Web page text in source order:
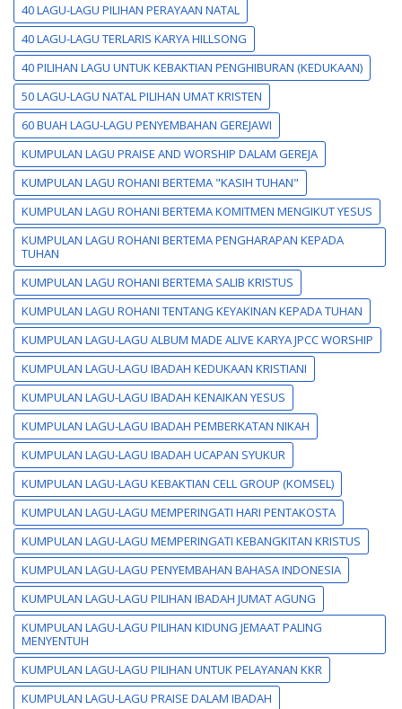
40 LAGU-LAGU PILIHAN PERAYAAN NATAL
40 LAGU-LAGU TERLARIS KARYA HILLSONG
40 PILIHAN LAGU UNTUK KEBAKTIAN PENGHIBURAN (KEDUKAAN)
50 LAGU-LAGU NATAL PILIHAN UMAT KRISTEN
60 BUAH LAGU-LAGU PENYEMBAHAN GEREJAWI
KUMPULAN LAGU PRAISE AND WORSHIP DALAM GEREJA
KUMPULAN LAGU ROHANI BERTEMA "KASIH TUHAN"
KUMPULAN LAGU ROHANI BERTEMA KOMITMEN MENGIKUT YESUS
KUMPULAN LAGU ROHANI BERTEMA PENGHARAPAN KEPADA
TUHAN
KUMPULAN LAGU ROHANI BERTEMA SALIB KRISTUS
KUMPULAN LAGU ROHANI TENTANG KEYAKINAN KEPADA TUHAN
KUMPULAN LAGU-LAGU ALBUM MADE ALIVE KARYA JPCC WORSHIP
KUMPULAN LAGU-LAGU IBADAH KEDUKAAN KRISTIANI
KUMPULAN LAGU-LAGU IBADAH KENAIKAN YESUS
KUMPULAN LAGU-LAGU IBADAH PEMBERKATAN NIKAH
KUMPULAN LAGU-LAGU IBADAH UCAPAN SYUKUR
KUMPULAN LAGU-LAGU KEBAKTIAN CELL GROUP (KOMSEL)
KUMPULAN LAGU-LAGU MEMPERINGATI HARI PENTAKOSTA
KUMPULAN LAGU-LAGU MEMPERINGATI KEBANGKITAN KRISTUS
KUMPULAN LAGU-LAGU PENYEMBAHAN BAHASA INDONESIA
KUMPULAN LAGU-LAGU PILIHAN IBADAH JUMAT AGUNG
KUMPULAN LAGU-LAGU PILIHAN KIDUNG JEMAAT PALING
MENYENTUH
KUMPULAN LAGU-LAGU PILIHAN UNTUK PELAYANAN KKR
KUMPULAN LAGU-LAGU PRAISE DALAM IBADAH